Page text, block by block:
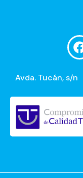
Avda. Tucán, s/n